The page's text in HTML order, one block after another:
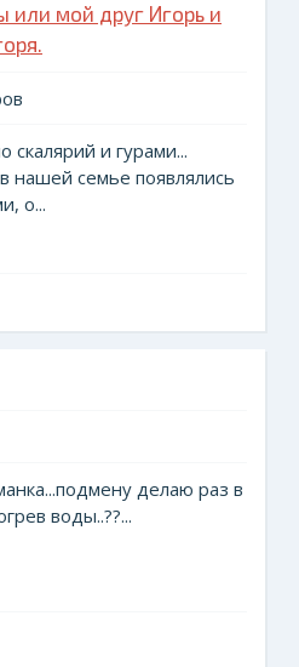
или мой друг Игорь и
и гурами...
нашей семье появлялись
о...
делаю раз в
воды..??...